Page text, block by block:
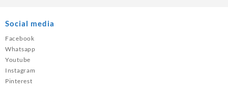
Social media
Facebook
Whatsapp
Youtube
Instagram
Pinterest